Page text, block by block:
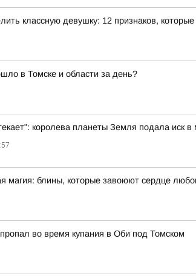
классную девушку: 12 признаков,
в Томске и области за день?
королева планеты Земля подала иск в
магия: блины, которые завоюют сердце
во время купания в Оби под Томском